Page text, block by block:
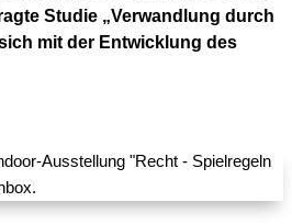
Studie „Verwandlung durch
mit der Entwicklung des